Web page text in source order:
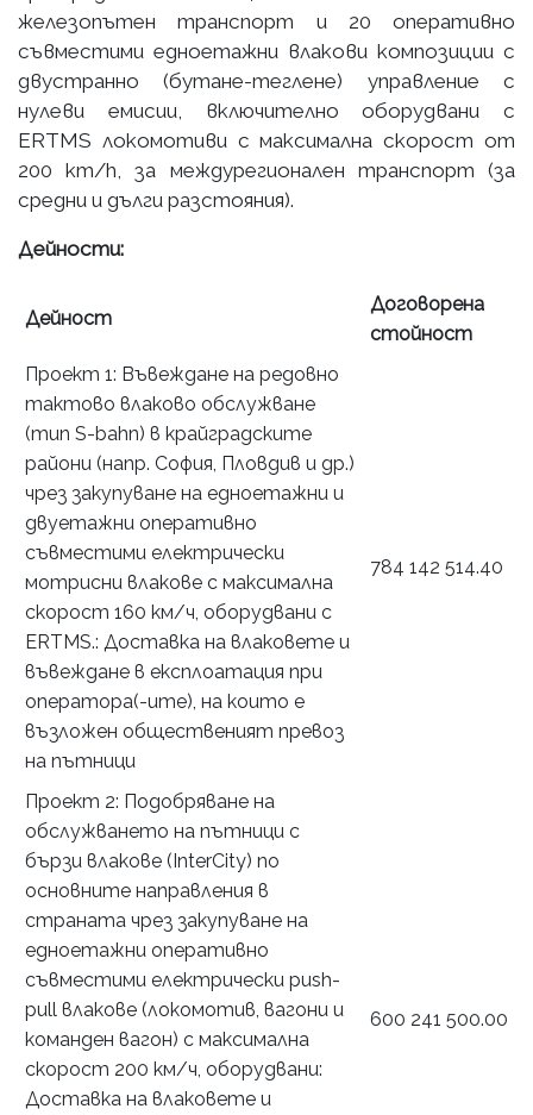
железопътен транспорт и 20 оперативно
съвместими едноетажни влакови композиции с
двустранно (бутане-теглене) управление с
нулеви емисии, включително оборудвани с
ERTMS локомотиви с максимална скорост от
200 km/h, за междурегионален транспорт (за
средни и дълги разстояния).
Дейности:
Дейност
Договорена
стойност
Проект 1: Въвеждане на редовно
тактово влаково обслужване
(тип S-bahn) в крайградските
райони (напр. София, Пловдив и др.)
чрез закупуване на едноетажни и
двуетажни оперативно
съвместими електрически
мотрисни влакове с максимална
скорост 160 км/ч, оборудвани с
ЕRTMS.: Доставка на влаковете и
въвеждане в експлоатация при
оператора(-ите), на които е
възложен общественият превоз
на пътници
784 142 514.40
Проект 2: Подобряване на
обслужването на пътници с
бързи влакове (InterCity) по
основните направления в
страната чрез закупуване на
едноетажни оперативно
съвместими електрически push-
pull влакове (локомотив, вагони и
команден вагон) с максимална
скорост 200 км/ч, оборудвани:
Доставка на влаковете и
600 241 500.00